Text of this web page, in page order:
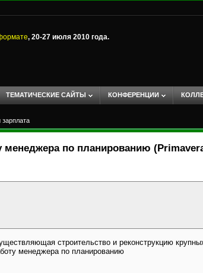
, 20-27 июля 2010 года.
ТЕМАТИЧЕСКИЕ САЙТЫ КОНФЕРЕНЦИИ
менеджера по планированию
строительство и реконструкцию
менеджера по планированию